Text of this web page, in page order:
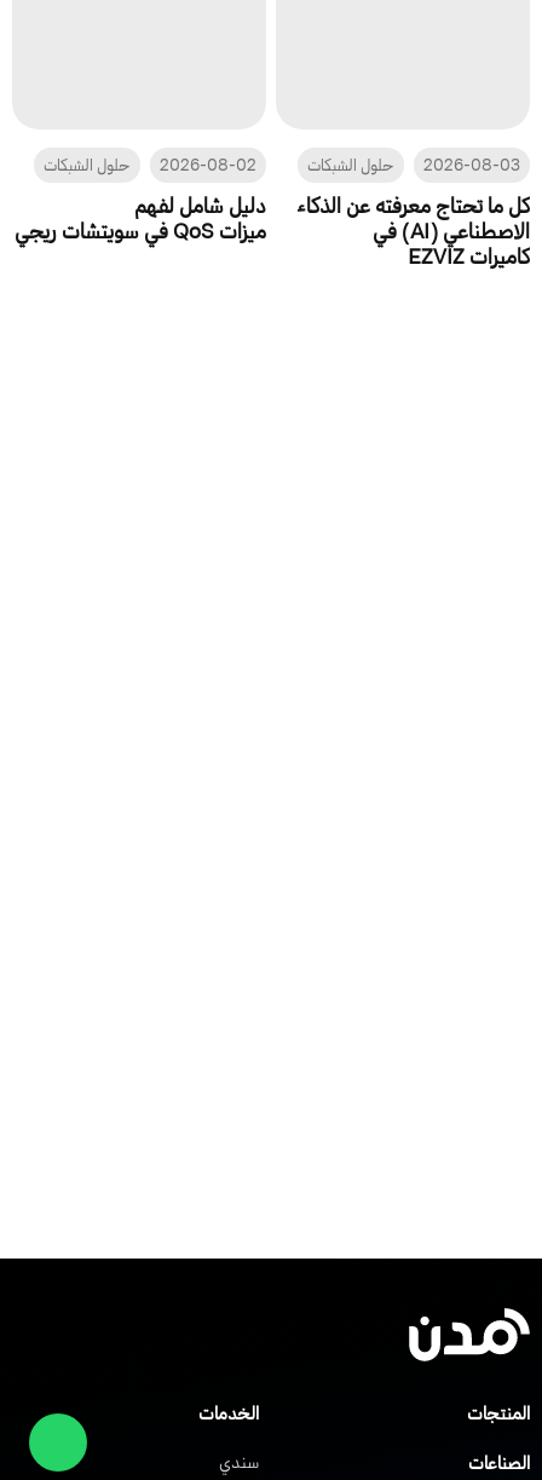
2026-08-03 حلول الشبكات
كل ما تحتاج معرفته عن الذكاء
الاصطناعي (AI) في
كاميرات EZVIZ
2026-08-02 حلول الشبكات
دليل شامل لفهم
ميزات QoS في سويتشات ريجي
المنتجات
الصناعات
الخدمات
سندي